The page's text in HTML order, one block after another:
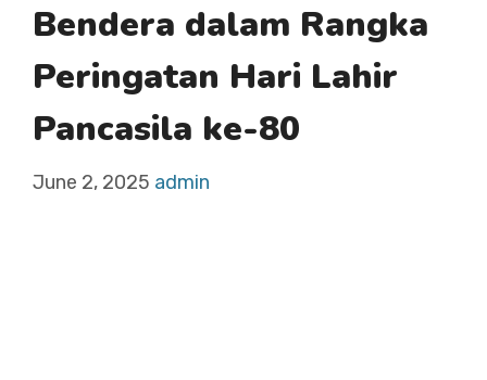
Bendera dalam Rangka
Peringatan Hari Lahir
Pancasila ke-80
June 2, 2025 admin